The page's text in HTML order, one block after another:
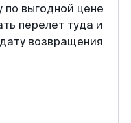
по выгодной цене
перелет туда и
возвращения